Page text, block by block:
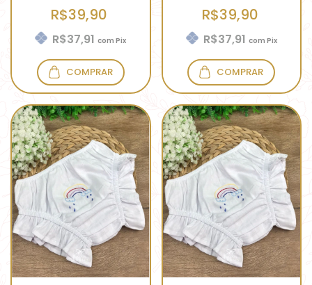
R$39,90
R$37,91com Pix
COMPRAR
R$39,90
R$37,91 com Pix
COMPRAR